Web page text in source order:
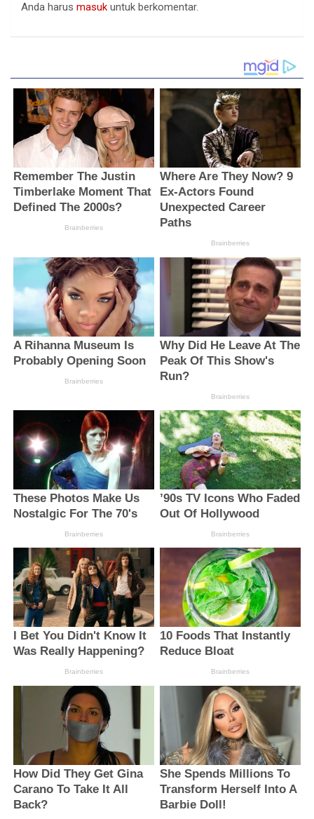
Anda harus masuk untuk berkomentar.